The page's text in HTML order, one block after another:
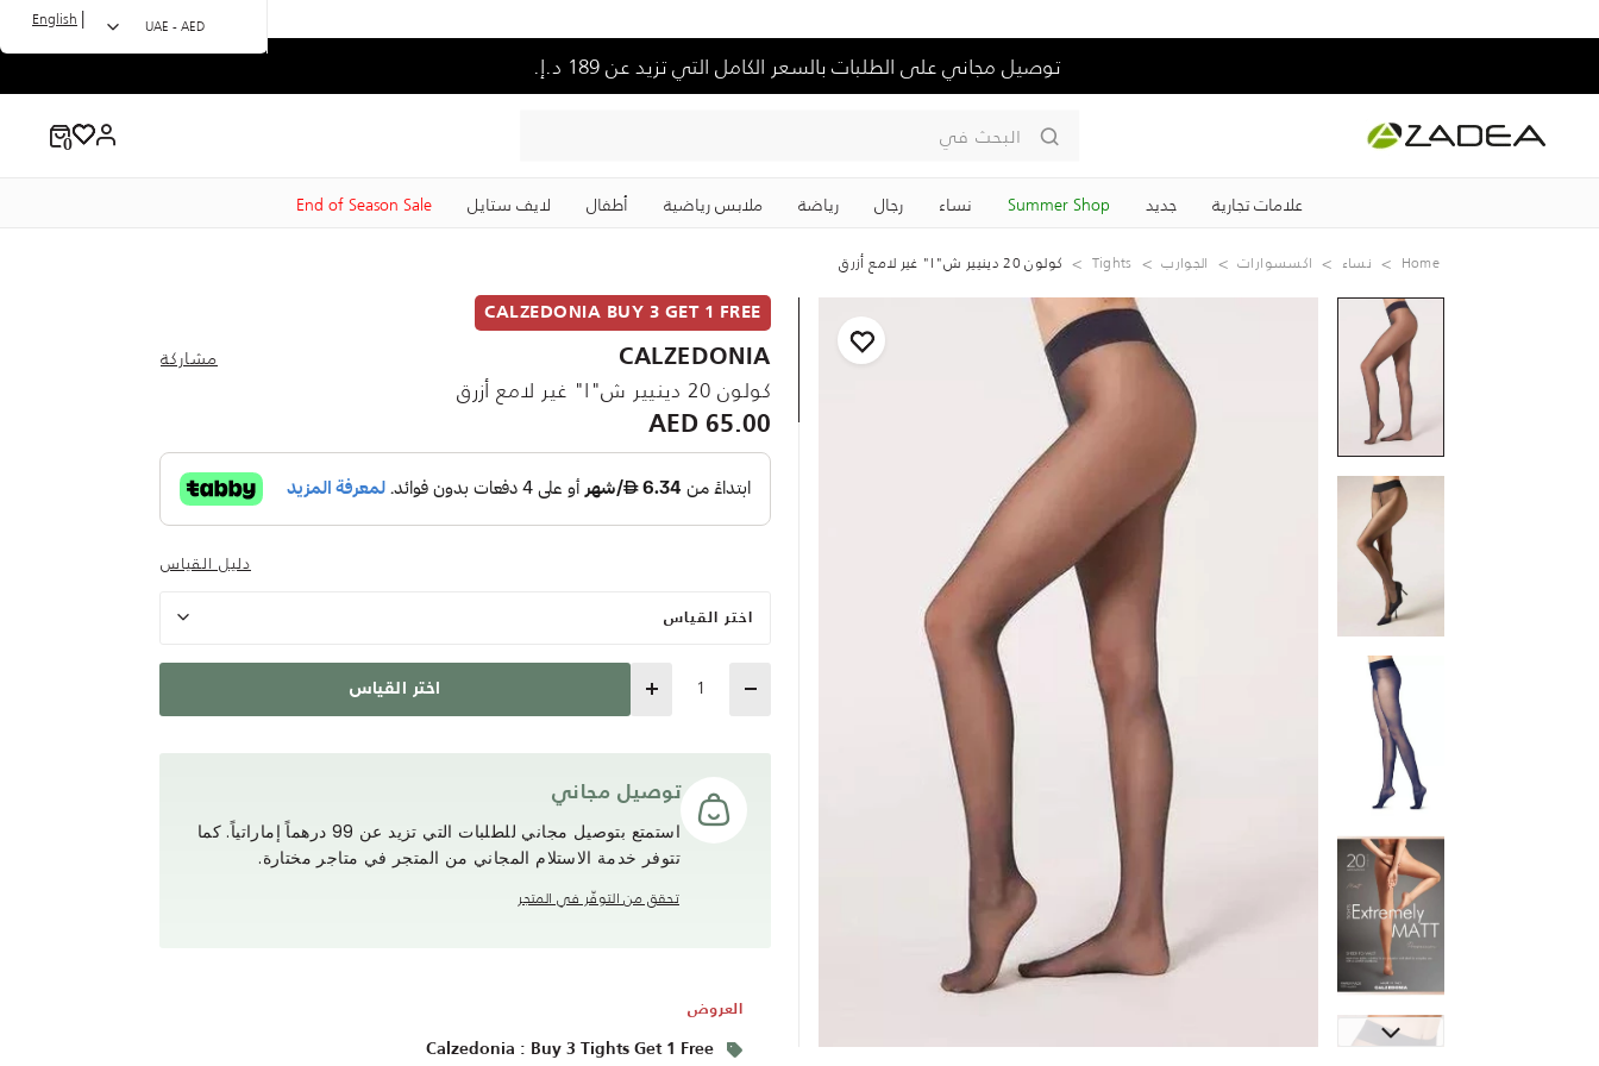
توصيل مجاني على الطلبات بالسعر الكامل التي تزيد عن 189 د.إ.
البحث في
علامات تجارية جديد Summer Shop نساء رجال رياضة ملابس رياضية ‏أطفال لايف ستايل End of Season Sale
UAE - AED
|
English
Home نساء اكسسوارات الجوارب Tights كولون 20 دينيير ش"ا" غير لامع أزرق
CALZEDONIA BUY 3 GET 1 FREE
CALZEDONIA مشاركة
كولون 20 دينيير ش"ا" غير لامع أزرق
65.00 AED
دليل القياس
اختر القياس
Quantity اختر القياس
توصيل مجاني
استمتع بتوصيل مجاني للطلبات التي تزيد عن 99 درهماً إماراتياً. كما
تتوفر خدمة الاستلام المجاني من المتجر في متاجر مختارة.
تحقق من التوفّر في المتجر
العروض
Calzedonia : Buy 3 Tights Get 1 Free